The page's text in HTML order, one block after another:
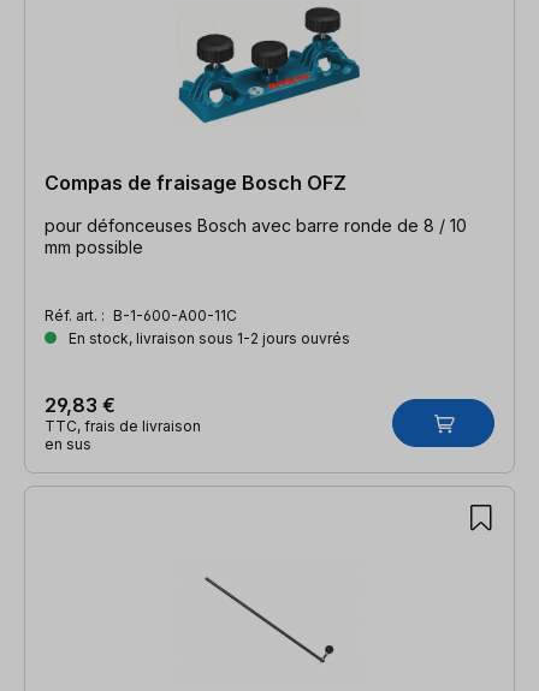
Compas de fraisage Bosch OFZ
pour défonceuses Bosch avec barre ronde de 8 / 10
mm possible
Réf. art. : B-1-600-A00-11C
En stock, livraison sous 1-2 jours ouvrés
29,83 €
TTC, frais de livraison
en sus